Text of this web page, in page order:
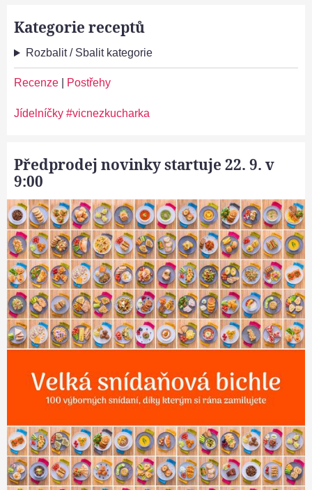
Kategorie receptů
Rozbalit / Sbalit kategorie
Recenze Postřehy
Jídelníčky #vicnezkucharka
Předprodej novinky startuje 22. 9. v
9:00